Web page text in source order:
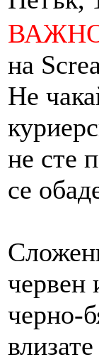
на
Не
не сте
се
червен
черно-